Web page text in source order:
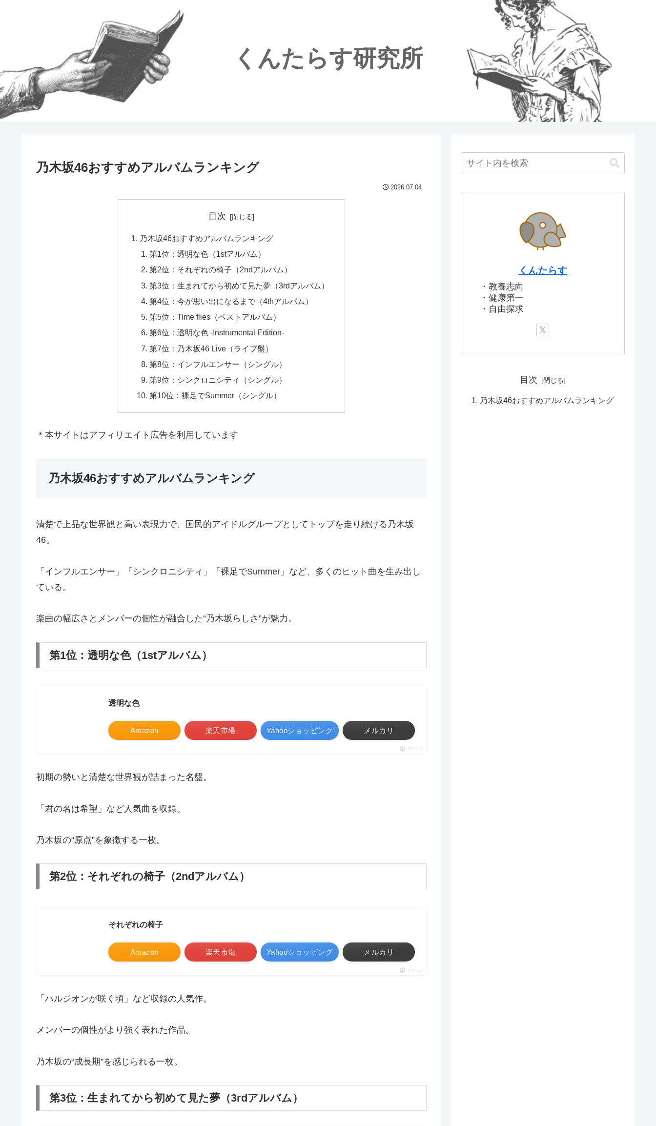
くんたらす研究所
乃木坂46おすすめアルバムランキング
2026.07.04
目次
乃木坂46おすすめアルバムランキング
第1位：透明な色（1stアルバム）
第2位：それぞれの椅子（2ndアルバム）
第3位：生まれてから初めて見た夢（3rdアルバム）
第4位：今が思い出になるまで（4thアルバム）
第5位：Time flies（ベストアルバム）
第6位：透明な色 -Instrumental Edition-
第7位：乃木坂46 Live（ライブ盤）
第8位：インフルエンサー（シングル）
第9位：シンクロニシティ（シングル）
第10位：裸足でSummer（シングル）
＊本サイトはアフィリエイト広告を利用しています
乃木坂46おすすめアルバムランキング
清楚で上品な世界観と高い表現力で、国民的アイドルグループとしてトップを走り続ける乃木坂
46。
「インフルエンサー」「シンクロニシティ」「裸足でSummer」など、多くのヒット曲を生み出し
ている。
楽曲の幅広さとメンバーの個性が融合した“乃木坂らしさ”が魅力。
第1位：透明な色（1stアルバム）
透明な色
Amazon 楽天市場 Yahooショッピング メルカリ
ポチップ
初期の勢いと清楚な世界観が詰まった名盤。
「君の名は希望」など人気曲を収録。
乃木坂の“原点”を象徴する一枚。
第2位：それぞれの椅子（2ndアルバム）
それぞれの椅子
Amazon 楽天市場 Yahooショッピング メルカリ
ポチップ
「ハルジオンが咲く頃」など収録の人気作。
メンバーの個性がより強く表れた作品。
乃木坂の“成長期”を感じられる一枚。
第3位：生まれてから初めて見た夢（3rdアルバム）
くんたらす
・教養志向
・健康第一
・自由探求
目次
乃木坂46おすすめアルバムランキング